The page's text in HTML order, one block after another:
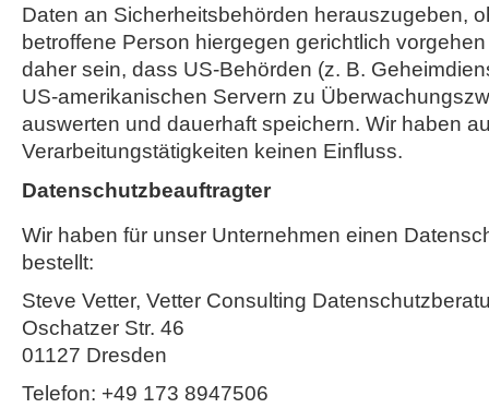
Daten an Sicherheitsbehörden herauszugeben,
betroffene Person hiergegen gerichtlich
daher sein, dass US-Behörden (z. B.
US-amerikanischen Servern zu
auswerten und dauerhaft speichern. Wir haben
Verarbeitungstätigkeiten keinen Einfluss.
Datenschutzbeauftragter
Wir haben für unser Unternehmen einen
bestellt:
Steve Vetter, Vetter Consulting
Oschatzer Str. 46
01127 Dresden
Telefon: +49 173 8947506